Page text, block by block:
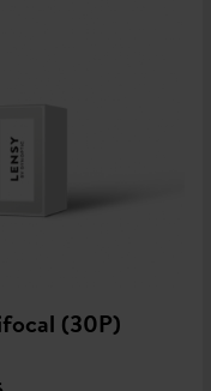
(30P)